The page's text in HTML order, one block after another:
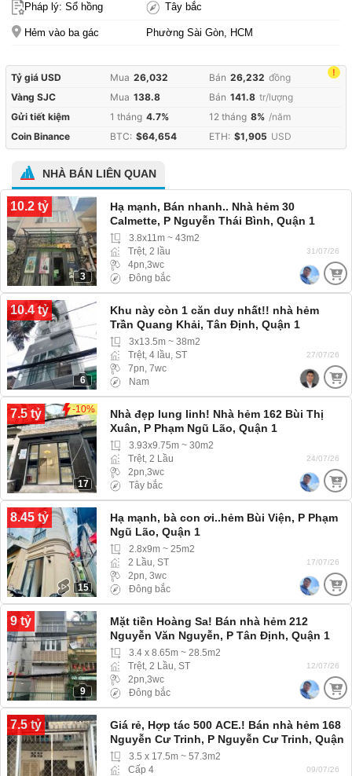
Pháp lý: Sổ hồng Tây bắc
Hẻm vào ba gác Phường Sài Gòn, HCM
!
Tỷ giá USD Mua 26,032 Bán 26,232 đồng
Vàng SJC
Mua 138.8 Bán 141.8 tr/lượng
Gửi tiết kiệm
1 tháng 4.7% 12 tháng 8% /năm
Coin Binance
BTC: $64,654 ETH: $1,905 USD
NHÀ BÁN LIÊN QUAN
10.2 tỷ
3
Hạ mạnh, Bán nhanh.. Nhà hẻm 30
Calmette, P Nguyễn Thái Bình, Quận 1
3.8x11m ~ 43m2
Trệt, 2 lầu
4pn,3wc
Đông bắc
31/07/26
10.4 tỷ
6
Khu này còn 1 căn duy nhất!! nhà hẻm
Trần Quang Khải, Tân Định, Quận 1
3x13.5m ~ 38m2
Trệt, 4 lầu, ST
7pn, 7wc
Nam
27/07/26
7.5 tỷ -10%
17
Nhà đẹp lung linh! Nhà hẻm 162 Bùi Thị
Xuân, P Phạm Ngũ Lão, Quận 1
3.93x9.75m ~ 30m2
Trệt, 2 Lầu
2pn,3wc
Tây bắc
24/07/26
8.45 tỷ
15
Hạ mạnh, bà con ơi..hẻm Bùi Viện, P Phạm
Ngũ Lão, Quận 1
2.8x9m ~ 25m2
2 Lầu, ST
2pn, 3wc
Đông bắc
17/07/26
9 tỷ
9
Mặt tiền Hoàng Sa! Bán nhà hẻm 212
Nguyễn Văn Nguyễn, P Tân Định, Quận 1
3.4 x 8.65m ~ 28.5m2
Trệt, 2 Lầu, ST
2pn,3wc
Đông bắc
12/07/26
7.5 tỷ
Giá rẻ, Hợp tác 500 ACE.! Bán nhà hẻm 168
Nguyễn Cư Trinh, P Nguyễn Cư Trinh, Quận
1
3.5 x 17.5m ~ 57.3m2
Cấp 4
09/07/26